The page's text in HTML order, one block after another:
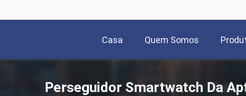
Casa Quem Somos
Perseguidor Smartwatch Da